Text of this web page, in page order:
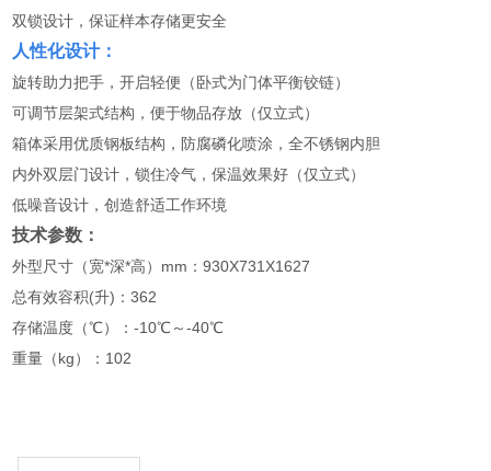
双锁设计，保证样本存储更安全
人性化设计：
旋转助力把手，开启轻便（卧式为门体平衡铰链）
可调节层架式结构，便于物品存放（仅立式）
箱体采用优质钢板结构，防腐磷化喷涂，全不锈钢内胆
内外双层门设计，锁住冷气，保温效果好（仅立式）
低噪音设计，创造舒适工作环境
技术参数：
外型尺寸（宽*深*高）mm：930X731X1627
总有效容积(升)：362
存储温度（℃）：-10℃～-40℃
重量（kg）：102